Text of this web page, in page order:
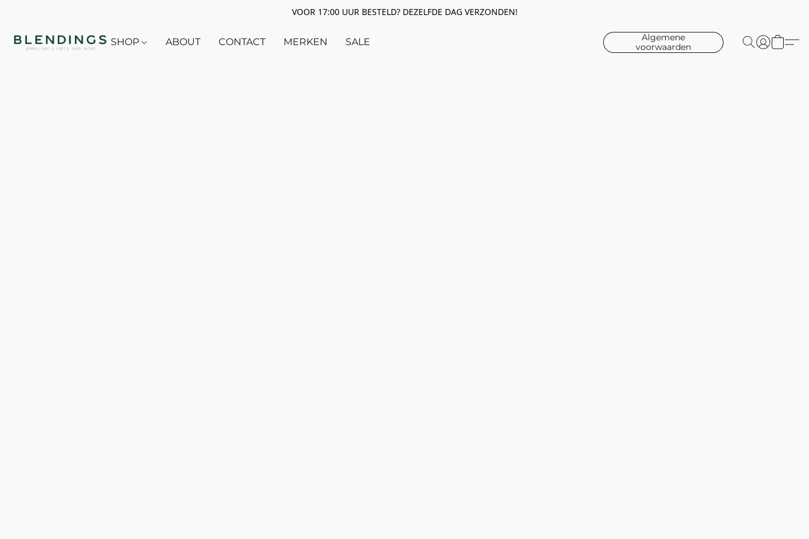
VOOR 17:00 UUR BESTELD? DEZELFDE DAG VERZONDEN!
SHOP ABOUT CONTACT MERKEN SALE
Algemene
voorwaarden